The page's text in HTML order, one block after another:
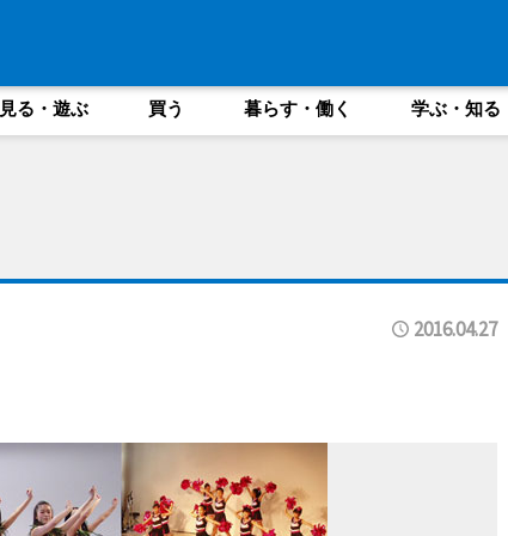
見る・遊ぶ 買う 暮らす・働く 学ぶ・知る
2016.04.27